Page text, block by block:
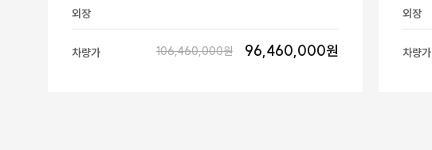
외장
차량가 106,460,000원 96,460,000원
외장
차량가